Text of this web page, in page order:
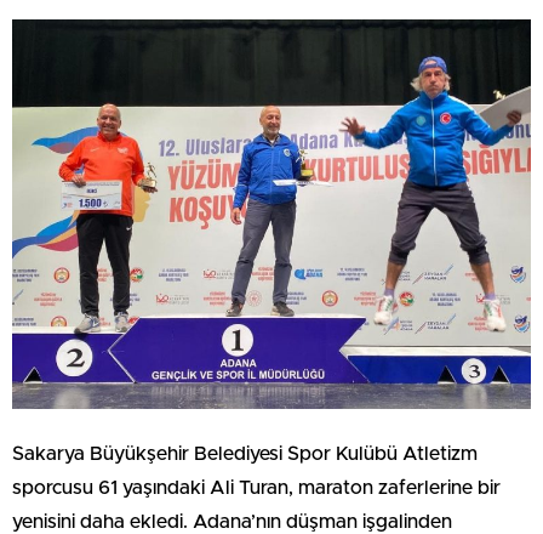
Sakarya Büyükşehir Belediyesi Spor Kulübü Atletizm
sporcusu 61 yaşındaki Ali Turan, maraton zaferlerine bir
yenisini daha ekledi. Adana’nın düşman işgalinden